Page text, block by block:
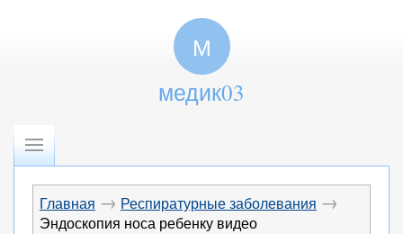
М
медик03
Главная → Респиратурные заболевания →
Эндоскопия носа ребенку видео